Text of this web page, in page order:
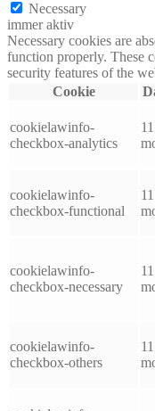
Necessary
immer aktiv
Necessary cookies are
function properly. These
security features of the
Cookie
cookielawinfo-
checkbox-analytics
11
cookielawinfo-
checkbox-functional
11
cookielawinfo-
checkbox-necessary
11
cookielawinfo-
checkbox-others
11